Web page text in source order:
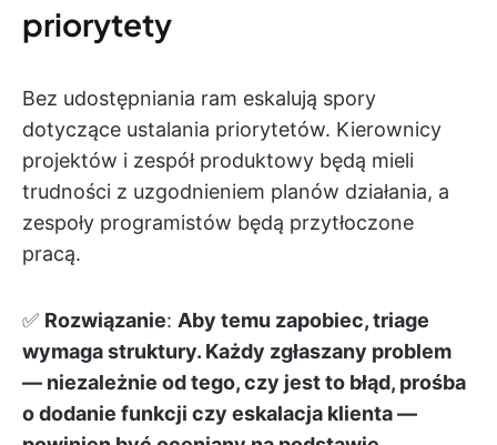
priorytety
Bez udostępniania ram eskalują spory
dotyczące ustalania priorytetów. Kierownicy
projektów i zespół produktowy będą mieli
trudności z uzgodnieniem planów działania, a
zespoły programistów będą przytłoczone
pracą.
✅ Rozwiązanie: Aby temu zapobiec, triage
wymaga struktury. Każdy zgłaszany problem
— niezależnie od tego, czy jest to błąd, prośba
o dodanie funkcji czy eskalacja klienta —